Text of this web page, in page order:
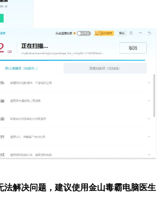
法解决问题，建议使用金山毒霸电脑医生